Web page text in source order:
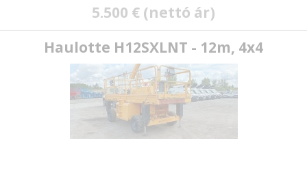
5.500 € (nettó ár)
Haulotte H12SXLNT - 12m, 4x4
Jelszó:
Új jelszó